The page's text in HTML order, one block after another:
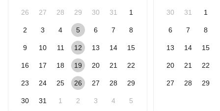
26 27 28 29 30 31 1
2 3 4 5 6 7 8
9 10 11 12 13 14 15
16 17 18 19 20 21 22
23 24 25 26 27 28 29
30 31 1 2 3 4 5
30 31 1
6 7 8
13 14 15
20 21 22
27 28 29